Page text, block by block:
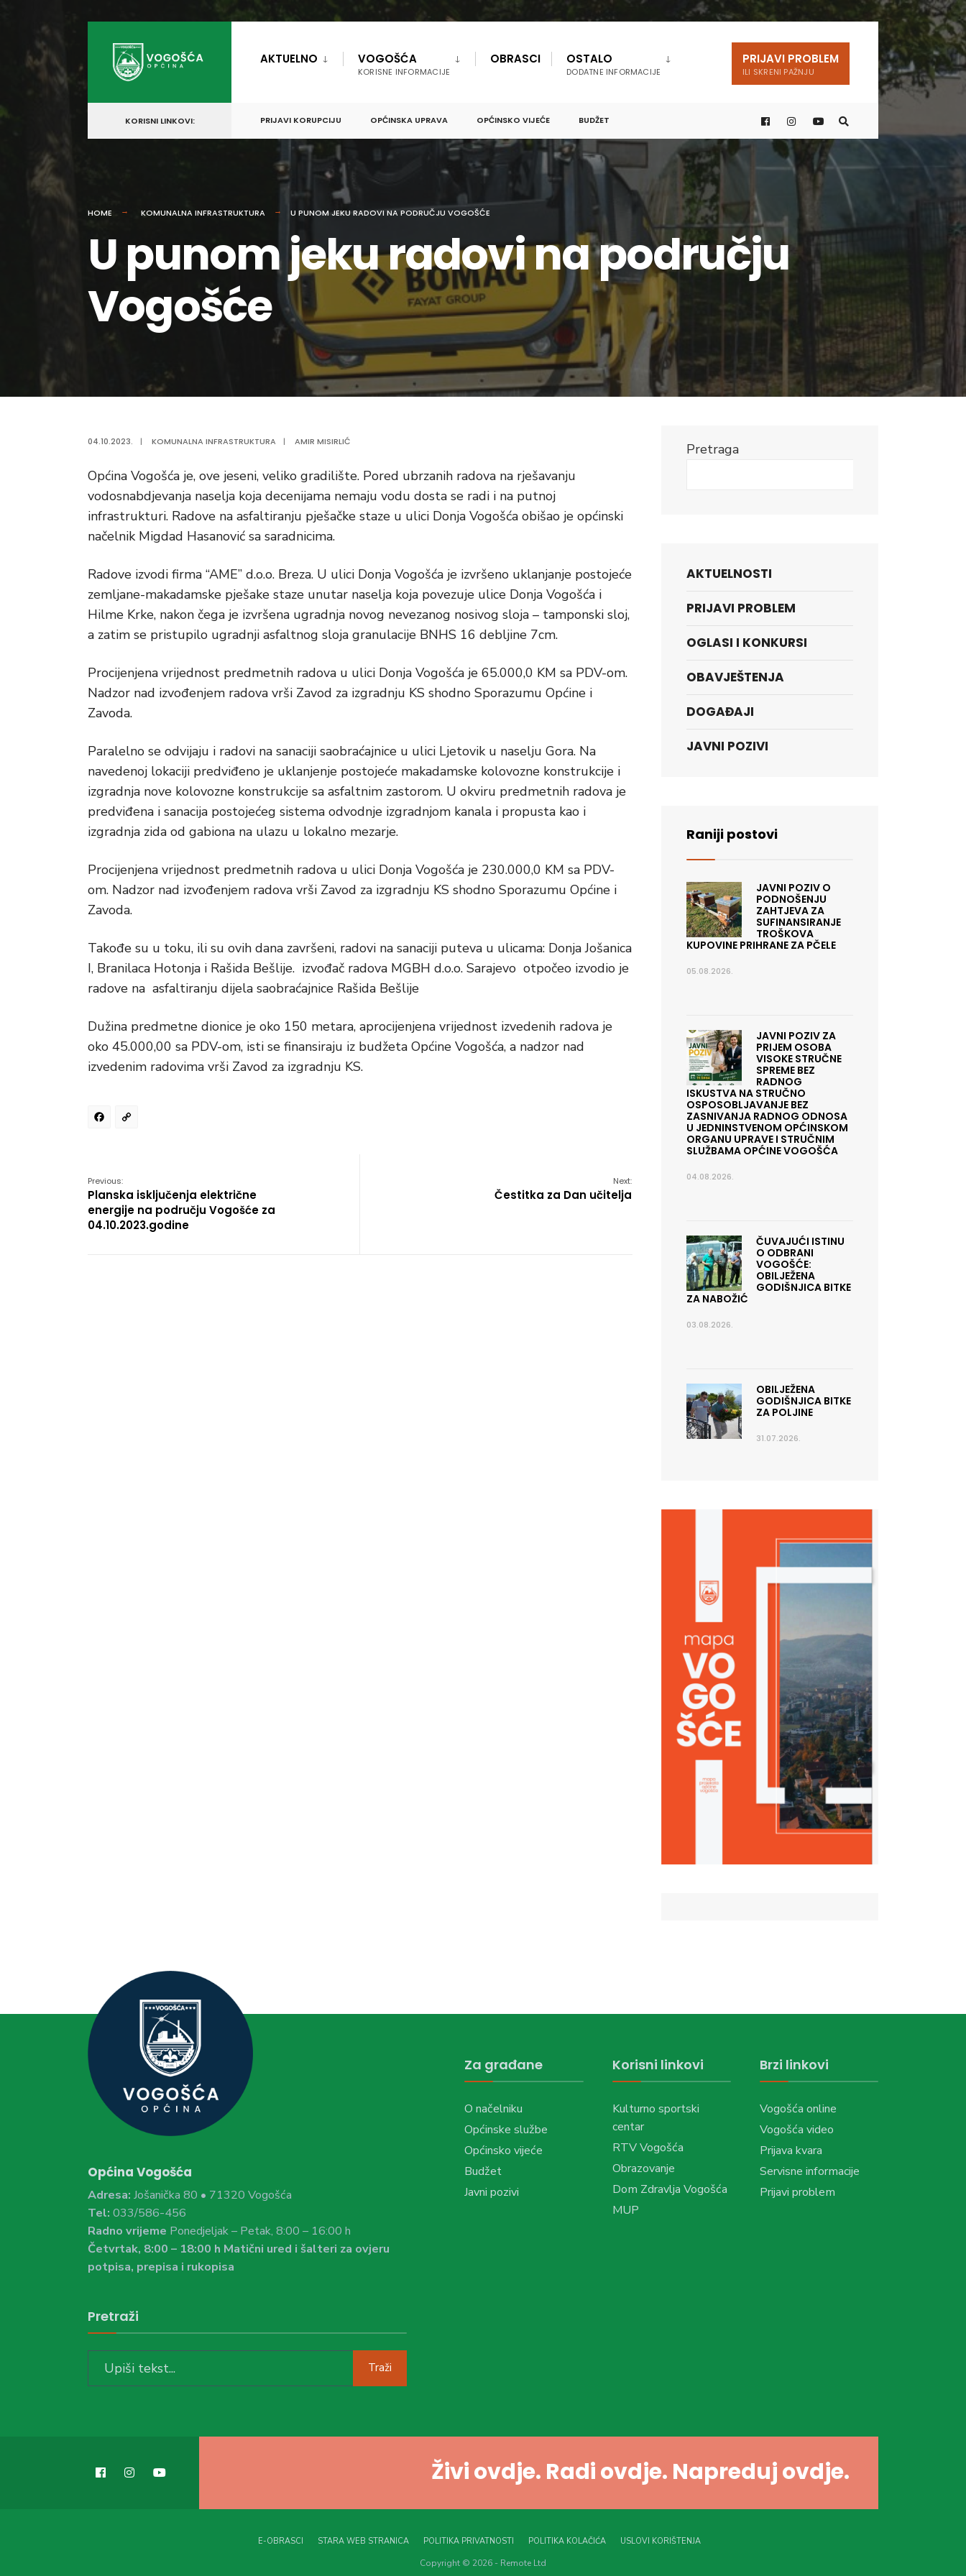
content
AKTUELNO VOGOŠĆA
KORISNE INFORMACIJE
OBRASCI OSTALO
DODATNE INFORMACIJE
PRIJAVI PROBLEM
ILI SKRENI PAŽNJU
KORISNI LINKOVI: PRIJAVI KORUPCIJU OPĆINSKA UPRAVA OPĆINSKO VIJEĆE BUDŽET
HOME KOMUNALNA INFRASTRUKTURA U PUNOM JEKU RADOVI NA PODRUČJU VOGOŠĆE
U punom jeku radovi na području
Vogošće
04.10.2023. | KOMUNALNA INFRASTRUKTURA | AMIR MISIRLIĆ
Općina Vogošća je, ove jeseni, veliko gradilište. Pored ubrzanih radova na rješavanju
vodosnabdjevanja naselja koja decenijama nemaju vodu dosta se radi i na putnoj
infrastrukturi. Radove na asfaltiranju pješačke staze u ulici Donja Vogošća obišao je općinski
načelnik Migdad Hasanović sa saradnicima.
Radove izvodi firma “AME” d.o.o. Breza. U ulici Donja Vogošća je izvršeno uklanjanje postojeće
zemljane-makadamske pješake staze unutar naselja koja povezuje ulice Donja Vogošća i
Hilme Krke, nakon čega je izvršena ugradnja novog nevezanog nosivog sloja – tamponski sloj,
a zatim se pristupilo ugradnji asfaltnog sloja granulacije BNHS 16 debljine 7cm.
Procijenjena vrijednost predmetnih radova u ulici Donja Vogošća je 65.000,0 KM sa PDV-om.
Nadzor nad izvođenjem radova vrši Zavod za izgradnju KS shodno Sporazumu Općine i
Zavoda.
Paralelno se odvijaju i radovi na sanaciji saobraćajnice u ulici Ljetovik u naselju Gora. Na
navedenoj lokaciji predviđeno je uklanjenje postojeće makadamske kolovozne konstrukcije i
izgradnja nove kolovozne konstrukcije sa asfaltnim zastorom. U okviru predmetnih radova je
predviđena i sanacija postojećeg sistema odvodnje izgradnjom kanala i propusta kao i
izgradnja zida od gabiona na ulazu u lokalno mezarje.
Procijenjena vrijednost predmetnih radova u ulici Donja Vogošća je 230.000,0 KM sa PDV-
om. Nadzor nad izvođenjem radova vrši Zavod za izgradnju KS shodno Sporazumu Općine i
Zavoda.
Takođe su u toku, ili su ovih dana završeni, radovi na sanaciji puteva u ulicama: Donja Jošanica
I, Branilaca Hotonja i Rašida Bešlije. izvođač radova MGBH d.o.o. Sarajevo otpočeo izvodio je
radove na asfaltiranju dijela saobraćajnice Rašida Bešlije
Dužina predmetne dionice je oko 150 metara, aprocijenjena vrijednost izvedenih radova je
oko 45.000,00 sa PDV-om, isti se finansiraju iz budžeta Općine Vogošća, a nadzor nad
izvedenim radovima vrši Zavod za izgradnju KS.
Facebook
Previous:
Planska isključenja električne
energije na području Vogošće za
04.10.2023.godine
Next:
Čestitka za Dan učitelja
Pretraga
AKTUELNOSTI
PRIJAVI PROBLEM
OGLASI I KONKURSI
OBAVJEŠTENJA
DOGAĐAJI
JAVNI POZIVI
Raniji postovi
JAVNI POZIV O
PODNOŠENJU
ZAHTJEVA ZA
SUFINANSIRANJE
TROŠKOVA
KUPOVINE PRIHRANE ZA PČELE
05.08.2026.
JAVNI POZIV ZA
PRIJEM OSOBA
VISOKE STRUČNE
SPREME BEZ
RADNOG
ISKUSTVA NA STRUČNO
OSPOSOBLJAVANJE BEZ
ZASNIVANJA RADNOG ODNOSA
U JEDNINSTVENOM OPĆINSKOM
ORGANU UPRAVE I STRUČNIM
SLUŽBAMA OPĆINE VOGOŠĆA
04.08.2026.
ČUVAJUĆI ISTINU
O ODBRANI
VOGOŠĆE:
OBILJEŽENA
GODIŠNJICA BITKE
ZA NABOŽIĆ
03.08.2026.
OBILJEŽENA
GODIŠNJICA BITKE
ZA POLJINE
31.07.2026.
Općina Vogošća
Adresa: Jošanička 80 • 71320 Vogošća
Tel: 033/586-456
Radno vrijeme Ponedjeljak – Petak, 8:00 – 16:00 h
Četvrtak, 8:00 – 18:00 h Matični ured i šalteri za ovjeru
potpisa, prepisa i rukopisa
Pretraži
Traži
Za građane
O načelniku
Općinske službe
Općinsko vijeće
Budžet
Javni pozivi
Korisni linkovi
Kulturno sportski
centar
RTV Vogošća
Obrazovanje
Dom Zdravlja Vogošća
MUP
Brzi linkovi
Vogošća online
Vogošća video
Prijava kvara
Servisne informacije
Prijavi problem
Živi ovdje. Radi ovdje. Napreduj ovdje.
E-OBRASCI STARA WEB STRANICA POLITIKA PRIVATNOSTI POLITIKA KOLAČIĆA USLOVI KORIŠTENJA
Copyright © 2026 - Remote Ltd